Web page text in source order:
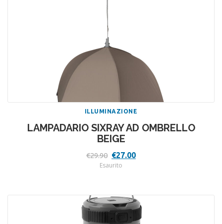
ILLUMINAZIONE
LAMPADARIO SIXRAY AD OMBRELLO
BEIGE
€29.90 Il
prezzo
originale
€27.00Il
Esaurito